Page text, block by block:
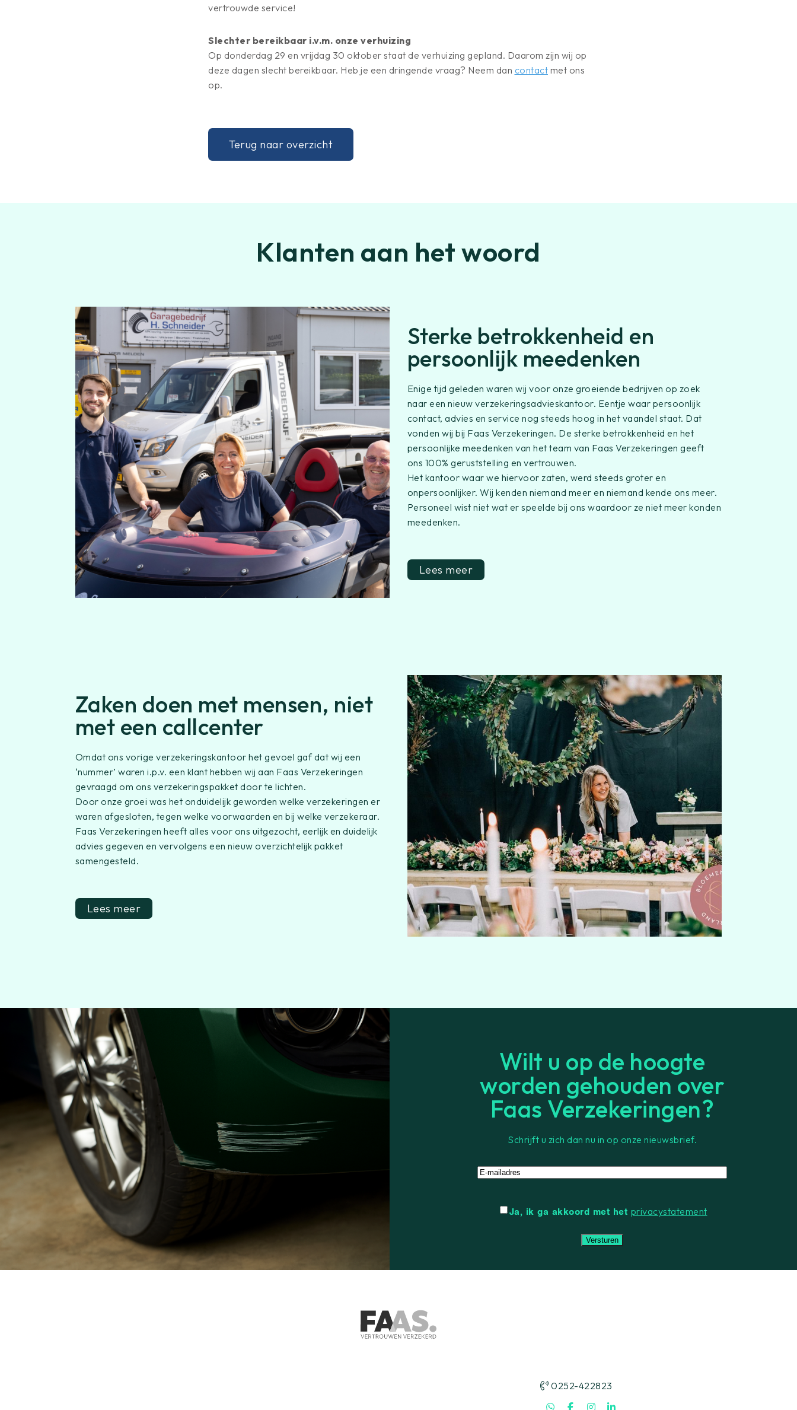
vertrouwde service!
Slechter bereikbaar i.v.m. onze verhuizing
Op donderdag 29 en vrijdag 30 oktober staat de verhuizing gepland. Daarom zijn wij op
deze dagen slecht bereikbaar. Heb je een dringende vraag? Neem dan contact met ons
op.
Terug naar overzicht
Klanten aan het woord
Sterke betrokkenheid en
persoonlijk meedenken
Enige tijd geleden waren wij voor onze groeiende bedrijven op zoek
naar een nieuw verzekeringsadvieskantoor. Eentje waar persoonlijk
contact, advies en service nog steeds hoog in het vaandel staat. Dat
vonden wij bij Faas Verzekeringen. De sterke betrokkenheid en het
persoonlijke meedenken van het team van Faas Verzekeringen geeft
ons 100% geruststelling en vertrouwen.
Het kantoor waar we hiervoor zaten, werd steeds groter en
onpersoonlijker. Wij kenden niemand meer en niemand kende ons meer.
Personeel wist niet wat er speelde bij ons waardoor ze niet meer konden
meedenken.
Lees meer
Zaken doen met mensen, niet
met een callcenter
Omdat ons vorige verzekeringskantoor het gevoel gaf dat wij een
‘nummer’ waren i.p.v. een klant hebben wij aan Faas Verzekeringen
gevraagd om ons verzekeringspakket door te lichten.
Door onze groei was het onduidelijk geworden welke verzekeringen er
waren afgesloten, tegen welke voorwaarden en bij welke verzekeraar.
Faas Verzekeringen heeft alles voor ons uitgezocht, eerlijk en duidelijk
advies gegeven en vervolgens een nieuw overzichtelijk pakket
samengesteld.
Lees meer
Wilt u op de hoogte
worden gehouden over
Faas Verzekeringen?
Schrijft u zich dan nu in op onze nieuwsbrief.
InstemmingJa, ik ga akkoord met het privacystatement
0252-422823